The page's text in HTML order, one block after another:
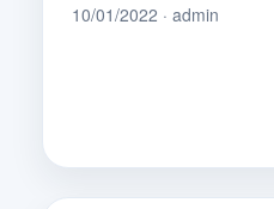
10/01/2022 · admin